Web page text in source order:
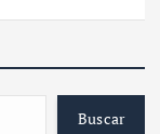
Buscar